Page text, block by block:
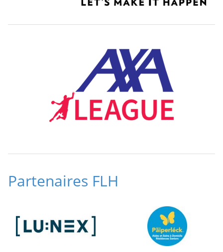
Partenaires FLH